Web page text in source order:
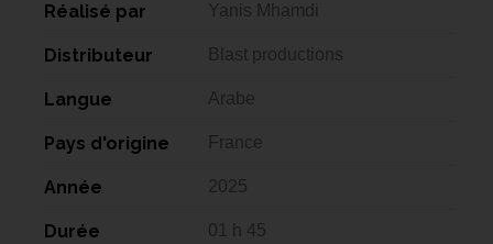
Réalisé par Yanis Mhamdi
Distributeur Blast productions
Langue Arabe
Pays d'origine France
Année 2025
Durée 01 h 45